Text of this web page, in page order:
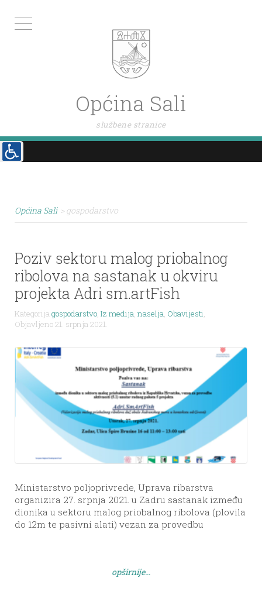
Općina Sali
službene stranice
Općina Sali > gospodarstvo
Poziv sektoru malog priobalnog
ribolova na sastanak u okviru
projekta Adri sm.artFish
Kategorijagospodarstvo, Iz medija, naselja, Obavijesti,
Objavljeno 21. srpnja 2021.
Ministarstvo poljoprivrede, Uprava ribarstva
organizira 27. srpnja 2021. u Zadru sastanak između
dionika u sektoru malog priobalnog ribolova (plovila
do 12m te pasivni alati) vezan za provedbu
saznaju što više o mogućnosti osnivanja […]
opširnije...